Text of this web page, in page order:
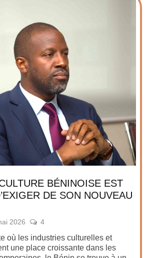
BÉNINOISE EST
DE SON NOUVEAU
2026 4
où les industries culturelles et
une place croissante dans les